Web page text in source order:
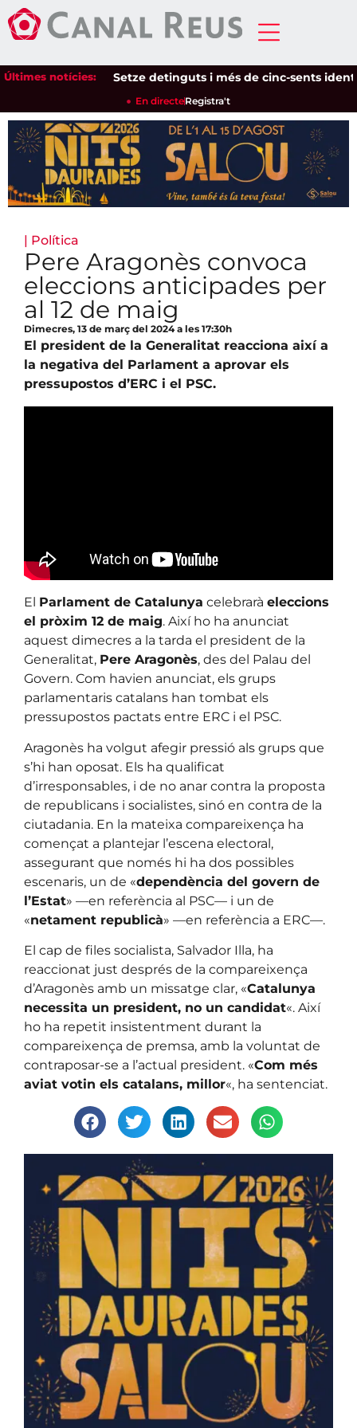
Últimes notícies:Setze detinguts i més de cinc-sents
En directeRegistra't
| Política
Pere Aragonès convoca
eleccions anticipades per
al 12 de maig
Dimecres, 13 de març del 2024 a les 17:30h
El president de la Generalitat reacciona així a
la negativa del Parlament a aprovar els
pressupostos d’ERC i el PSC.
El Parlament de Catalunya celebrarà eleccions
el pròxim 12 de maig. Així ho ha anunciat
aquest dimecres a la tarda el president de la
Generalitat, Pere Aragonès, des del Palau del
Govern. Com havien anunciat, els grups
parlamentaris catalans han tombat els
pressupostos pactats entre ERC i el PSC.
Aragonès ha volgut afegir pressió als grups que
s’hi han oposat. Els ha qualificat
d’irresponsables, i de no anar contra la proposta
de republicans i socialistes, sinó en contra de la
ciutadania. En la mateixa compareixença ha
començat a plantejar l’escena electoral,
assegurant que només hi ha dos possibles
escenaris, un de «dependència del govern de
l’Estat» —en referència al PSC— i un de
«netament republicà» —en referència a ERC—.
El cap de files socialista, Salvador Illa, ha
reaccionat just després de la compareixença
d’Aragonès amb un missatge clar, «Catalunya
necessita un president, no un candidat«. Així
ho ha repetit insistentment durant la
compareixença de premsa, amb la voluntat de
contraposar-se a l’actual president. «Com més
aviat votin els catalans, millor«, ha sentenciat.